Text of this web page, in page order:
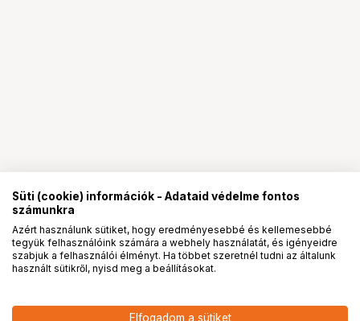
PROpartnerségek
Süti (cookie) információk - Adataid védelme fontos
számunkra
Azért használunk sütiket, hogy eredményesebbé és kellemesebbé
tegyük felhasználóink számára a webhely használatát, és igényeidre
szabjuk a felhasználói élményt. Ha többet szeretnél tudni az általunk
használt sütikről, nyisd meg a beállításokat.
Elfogadom a sütiket